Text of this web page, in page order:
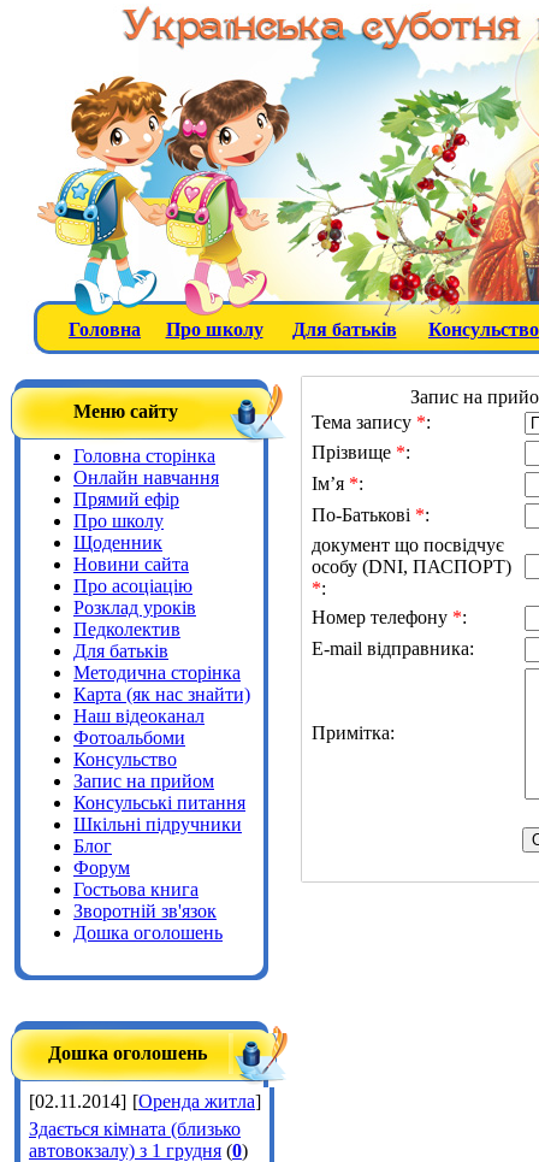
Головна Про школу Для батьків Консульство
Меню сайту
Головна сторінка
Онлайн навчання
Прямий ефір
Про школу
Щоденник
Новини сайта
Про асоціацію
Розклад уроків
Педколектив
Для батьків
Методична сторінка
Карта (як нас знайти)
Наш відеоканал
Фотоальбоми
Консульство
Запис на прийом
Консульські питання
Шкільні підручники
Блог
Форум
Гостьова книга
Зворотній зв'язок
Дошка оголошень
Дошка оголошень
[02.11.2014] [Оренда житла]
Здається кімната (близько
автовокзалу) з 1 грудня (0)
Запис на
Тема запису *:
Прізвище *:
Ім’я *:
По-Батькові *:
документ що посвідчує
особу (DNI, ПАСПОРТ)
*:
Номер телефону *:
E-mail відправника:
Примітка: